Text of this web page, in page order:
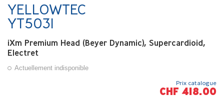
YELLOWTEC
YT5031
iXm Premium Head (Beyer Dynamic), Supercardioid,
Electret
Actuellement indisponible
Prix catalogue
CHF 418.00